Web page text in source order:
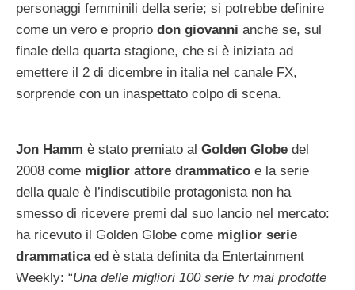
personaggi femminili della serie; si potrebbe definire
come un vero e proprio don giovanni anche se, sul
finale della quarta stagione, che si è iniziata ad
emettere il 2 di dicembre in italia nel canale FX,
sorprende con un inaspettato colpo di scena.
Jon Hamm è stato premiato al Golden Globe del
2008 come miglior attore drammatico e la serie
della quale è l’indiscutibile protagonista non ha
smesso di ricevere premi dal suo lancio nel mercato:
ha ricevuto il Golden Globe come miglior serie
drammaticaed è stata definita da Entertainment
Weekly: “Una delle migliori 100 serie tv mai prodotte